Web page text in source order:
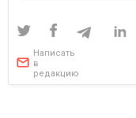
Написать
в
редакцию